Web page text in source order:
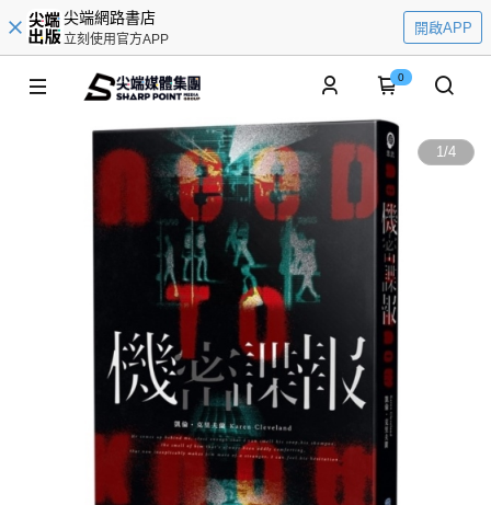
尖端網路書店
立刻使用官方APP
開啟APP
0
1/4